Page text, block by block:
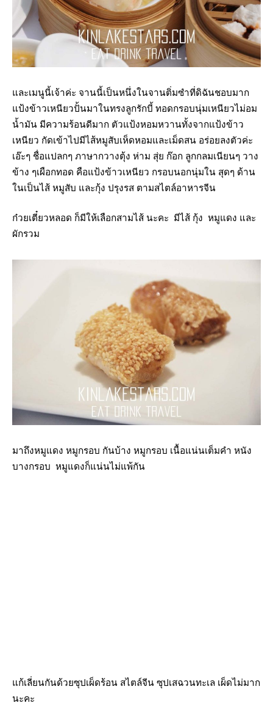
และเมนูนี้เจ้าค่ะ จานนี้เป็นหนึ่งในจานติ่มซำที่ดิฉันชอบมาก
แป้งข้าวเหนียวปั้นมาในทรงลูกรักบี้ ทอดกรอบนุ่มเหนียวไม่อม
น้ำมัน มีความร้อนดีมาก ตัวแป้งหอมหวานทั้งจากแป้งข้าว
เหนียว กัดเข้าไปมีไส้หมูสับเห็ดหอมและเม็ดสน อร่อยลงตัวค่ะ
เอ๊ะๆ ชื่อแปลกๆ ภาษากวางตุ้ง ห่าม สุ่ย ก๊อก ลูกกลมเนียนๆ วาง
ข้าง ๆเผือกทอด คือแป้งข้าวเหนียว กรอบนอกนุ่มใน สุดๆ ด้าน
ในเป็นไส้ หมูสับ และกุ้ง ปรุงรส ตามสไตล์อาหารจีน
ก๋วยเตี๋ยวหลอด ก็มีให้เลือกสามไส้ นะคะ มีไส้ กุ้ง หมูแดง และ
ผักรวม
มาถึงหมูแดง หมูกรอบ กันบ้าง หมูกรอบ เนื้อแน่นเต็มคำ หนัง
บางกรอบ หมูแดงก็แน่นไม่แพ้กัน
แก้เลี่ยนกันด้วยซุปเผ็ดร้อน สไตล์จีน ซุปเสฉวนทะเล เผ็ดไม่มาก
นะคะ